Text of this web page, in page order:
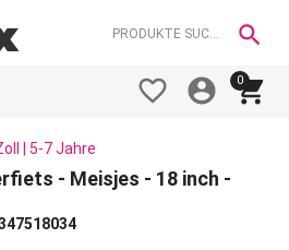

0



| 5-7 Jahre
- Meisjes - 18 inch -